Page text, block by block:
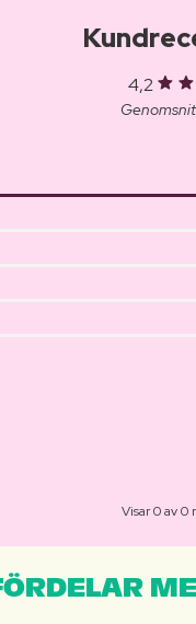
4,2
Visar 0 av 0